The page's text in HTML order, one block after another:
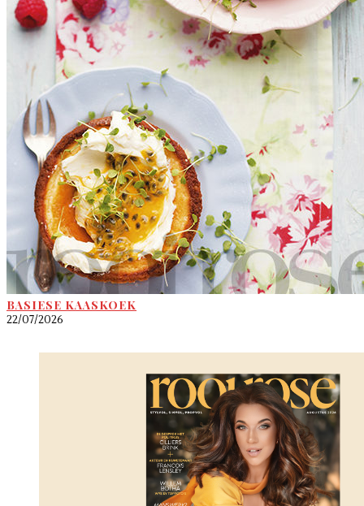
BASIESE KAASKOEK
22/07/2026